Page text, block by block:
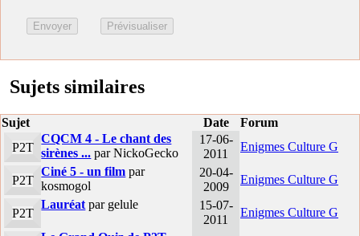
Sujets similaires
Sujet Date
Forum
P2T
CQCM 4 - Le chant des
sirènes ... par NickoGecko
17-06-
2011
Enigmes Culture G
P2T
Ciné 5 - un film par
kosmogol
20-04-
2009
Enigmes Culture G
P2T
Lauréat par gelule
15-07-
2011
Enigmes Culture G